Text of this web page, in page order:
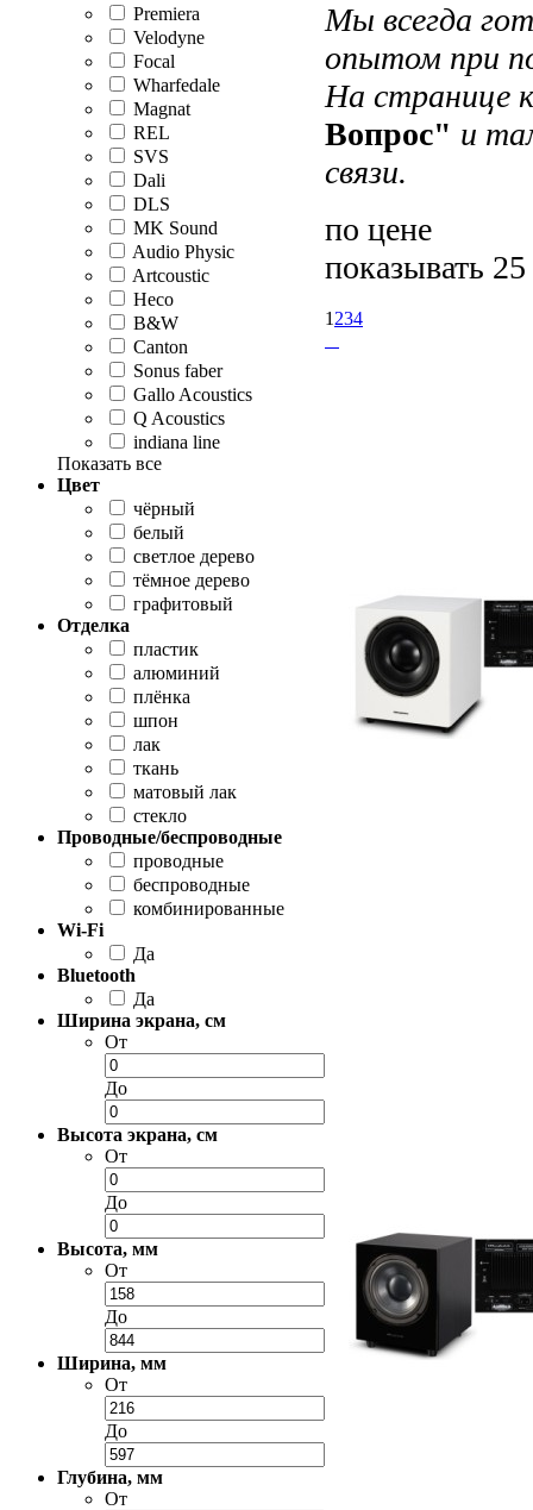
Premiera
Velodyne
Focal
Wharfedale
Magnat
REL
SVS
Dali
DLS
MK Sound
Audio Physic
Artcoustic
Heco
B&W
Canton
Sonus faber
Gallo Acoustics
Q Acoustics
indiana line
Показать все
Цвет
чёрный
белый
светлое дерево
тёмное дерево
графитовый
Отделка
пластик
алюминий
плёнка
шпон
лак
ткань
матовый лак
стекло
Проводные/беспроводные
проводные
беспроводные
комбинированные
Wi-Fi
Да
Bluetooth
Да
Ширина экрана, см
От
До
Высота экрана, см
От
До
Высота, мм
От
До
Ширина, мм
От
До
Глубина, мм
От
Мы всегда
опытом при
На странице
Вопрос" и
cвязи.
по цене
показывать 25
1 234